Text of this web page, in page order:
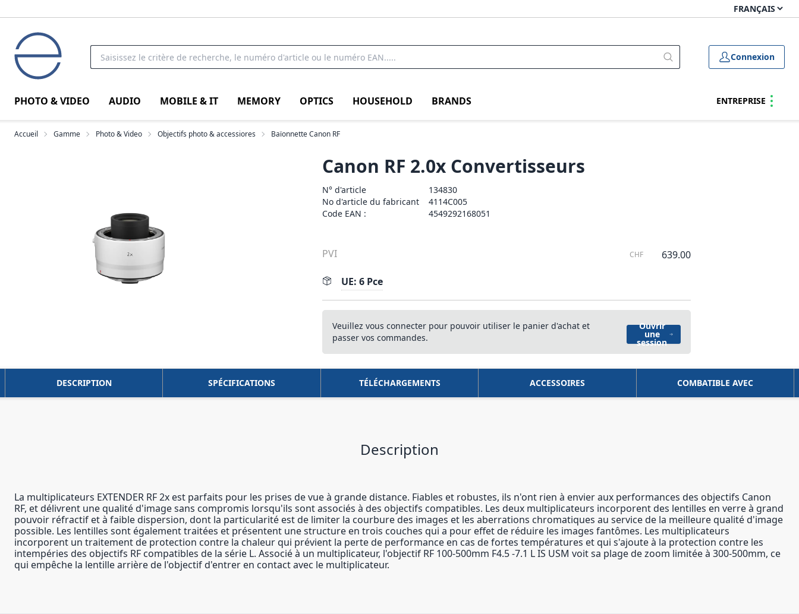
Connexion
PHOTO & VIDEO AUDIO MOBILE & IT MEMORY OPTICS HOUSEHOLD BRANDS ENTREPRISE
Accueil Gamme Photo & Video Objectifs photo & accessiores Baïonnette Canon RF
Canon RF 2.0x Convertisseurs
N° d'article
134830
No d'article du fabricant
4114C005
Code EAN :
4549292168051
PVI CHF 639.00
UE: 6 Pce
Veuillez vous connecter pour pouvoir utiliser le panier d'achat et
passer vos commandes.
Ouvrir
une
session
DESCRIPTION SPÉCIFICATIONS TÉLÉCHARGEMENTS ACCESSOIRES COMBATIBLE AVEC
Description
La multiplicateurs EXTENDER RF 2x est parfaits pour les prises de vue à grande distance. Fiables et robustes, ils n'ont rien à envier aux performances des objectifs Canon
RF, et délivrent une qualité d'image sans compromis lorsqu'ils sont associés à des objectifs compatibles. Les deux multiplicateurs incorporent des lentilles en verre à grand
pouvoir réfractif et à faible dispersion, dont la particularité est de limiter la courbure des images et les aberrations chromatiques au service de la meilleure qualité d'image
possible. Les lentilles sont également traitées et présentent une structure en trois couches qui a pour effet de réduire les images fantômes. Les multiplicateurs
incorporent un traitement de protection contre la chaleur qui prévient la perte de performance en cas de fortes températures et qui s'ajoute à la protection contre les
intempéries des objectifs RF compatibles de la série L. Associé à un multiplicateur, l'objectif RF 100-500mm F4.5 -7.1 L IS USM voit sa plage de zoom limitée à 300-500mm, ce
qui empêche la lentille arrière de l'objectif d'entrer en contact avec le multiplicateur.